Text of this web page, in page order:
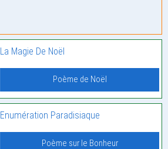
La Magie De Noël
Poème de Noël
Enumération Paradisiaque
Poème sur le Bonheur